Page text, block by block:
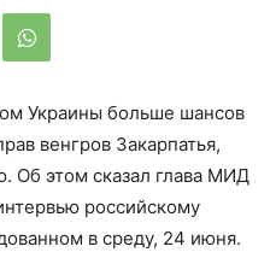
Украины больше шансов
венгров Закарпатья,
Об этом сказал глава МИД
российскому
в среду, 24 июня.